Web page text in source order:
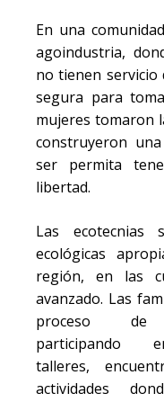
En una
agoindustria,
no tienen servicio
segura para
mujeres tomaron
construyeron
ser permita
libertad.
Las ecotecnias
ecológicas
región, en las
avanzado. Las
proceso de
participando
talleres,
actividades